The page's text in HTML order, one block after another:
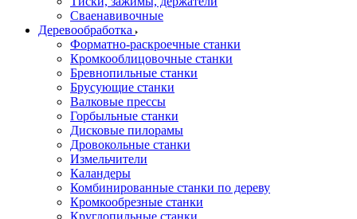
Cваенавивочные
Деревообработка
Форматно-раскроечные станки
Кромкооблицовочные станки
Бревнопильные станки
Брусующие станки
Валковые прессы
Горбыльные станки
Дисковые пилорамы
Дровокольные станки
Измельчители
Каландеры
Комбинированные станки по дереву
Кромкообрезные станки
Круглопильные станки